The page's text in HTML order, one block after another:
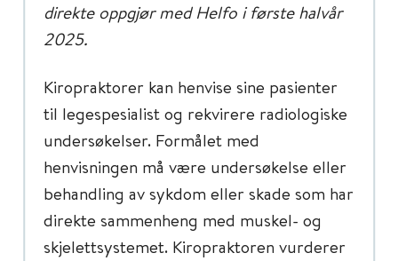
direkte oppgjør med Helfo i første halvår
2025.
Kiropraktorer kan henvise sine pasienter
til legespesialist og rekvirere radiologiske
undersøkelser. Formålet med
henvisningen må være undersøkelse eller
behandling av sykdom eller skade som har
direkte sammenheng med muskel- og
skjelettsystemet. Kiropraktoren vurderer